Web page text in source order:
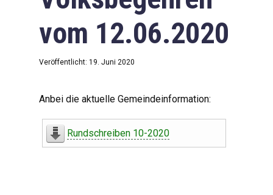
vom 12.06.2020
Veröffentlicht: 19. Juni 2020
Anbei die aktuelle Gemeindeinformation:
Rundschreiben 10-2020